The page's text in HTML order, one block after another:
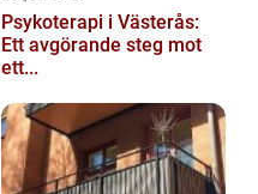
Psykoterapi i Västerås:
Ett avgörande steg mot
ett...